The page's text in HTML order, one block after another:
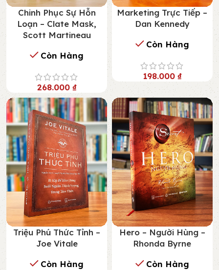
Chinh Phục Sự Hỗn
Loạn – Clate Mask,
Scott Martineau
Còn Hàng
268.000 ₫
Marketing Trực Tiếp –
Dan Kennedy
Còn Hàng
198.000 ₫
Triệu Phú Thức Tỉnh –
Joe Vitale
Còn Hàng
Hero – Người Hùng –
Rhonda Byrne
Còn Hàng